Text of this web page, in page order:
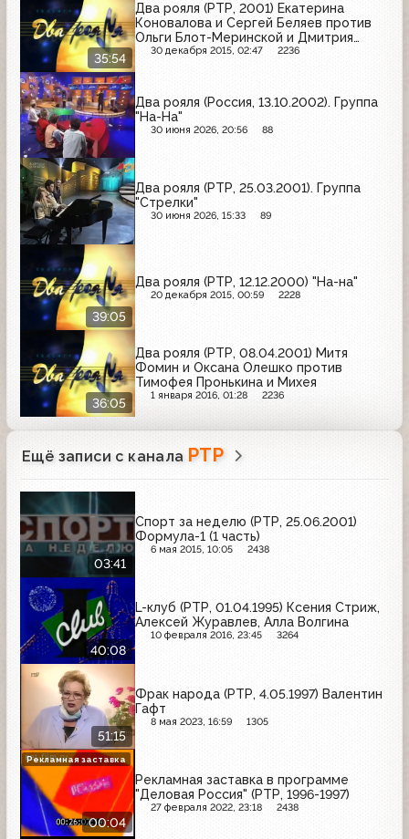
35:54
Два рояля (РТР, 2001) Екатерина
Коновалова и Сергей Беляев против
Ольги Блот-Меринской и Дмитрия
Продецкого
30 декабря 2015, 02:47 2236
Два рояля (Россия, 13.10.2002). Группа
"На-На"
30 июня 2026, 20:56 88
Два рояля (РТР, 25.03.2001). Группа
"Стрелки"
30 июня 2026, 15:33 89
39:05
Два рояля (РТР, 12.12.2000) "На-на"
20 декабря 2015, 00:59 2228
36:05
Два рояля (РТР, 08.04.2001) Митя
Фомин и Оксана Олешко против
Тимофея Пронькина и Михея
1 января 2016, 01:28 2236
Ещё записи с канала РТР
03:41
Спорт за неделю (РТР, 25.06.2001)
Формула-1 (1 часть)
6 мая 2015, 10:05 2438
40:08
L-клуб (РТР, 01.04.1995) Ксения Стриж,
Алексей Журавлев, Алла Волгина
10 февраля 2016, 23:45 3264
51:15
Фрак народа (РТР, 4.05.1997) Валентин
Гафт
8 мая 2023, 16:59 1305
00:04
Рекламная заставка в программе
"Деловая Россия" (РТР, 1996-1997)
27 февраля 2022, 23:18 2438
Рекламная заставка